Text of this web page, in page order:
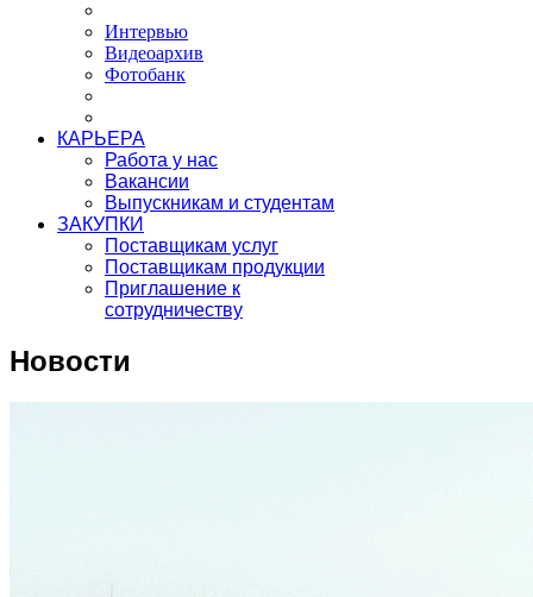
Интервью
Видеоархив
Фотобанк
КАРЬЕРА
Работа у нас
Вакансии
Выпускникам и студентам
ЗАКУПКИ
Поставщикам услуг
Поставщикам продукции
Приглашение к
сотрудничеству
Новости